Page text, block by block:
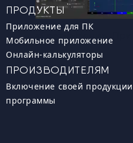
«Свет-в-Ночи».
ПРОДУКТЫ
Приложение для ПК
Мобильное приложение
Онлайн-калькуляторы
ПРОИЗВОДИТЕЛЯМ
Включение своей
программы